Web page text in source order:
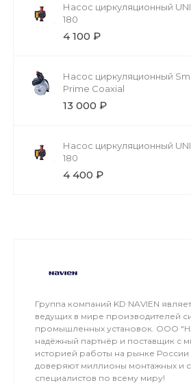
Насос циркуляционный
180
4 100 ₽
Насос циркуляционный
Prime Coaxial
13 000 ₽
Насос циркуляционный
180
4 400 ₽
Группа компаний KD NAVIEN
ведущих в мире производителей
промышленных установок. ООО
надёжный партнёр и поставщик с
историей работы на рынке
доверяют миллионы монтажных и
специалистов по всему миру!